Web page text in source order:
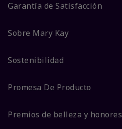
Garantía de Satisfacción
Sobre Mary Kay
Sostenibilidad
Promesa De Producto
Premios de belleza y honores